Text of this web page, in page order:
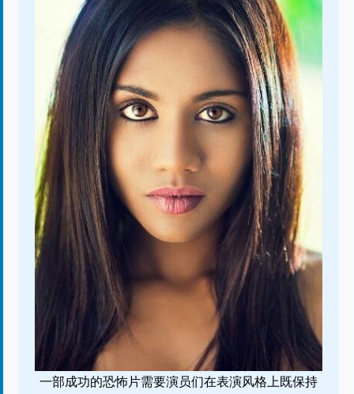
一部成功的恐怖片需要演员们在表演风格上既保持